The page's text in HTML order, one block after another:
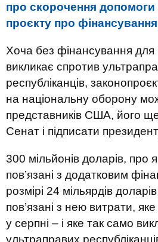
про скорочення допомоги
проєкту про
Хоча без фінансування для
викликає спротив
республіканців,
на національну оборону
представників США, його
Сенат і підписати
300 мільйонів доларів, про
пов’язані з додатковим
розмірі 24 мільярдів
пов’язані з нею витрати,
у серпні – і яке так само
ультраправих